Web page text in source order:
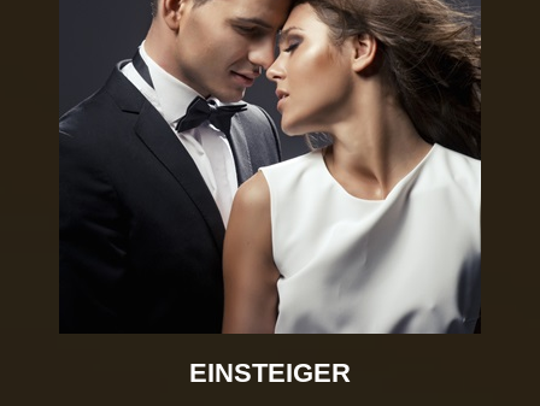
EINSTEIGER